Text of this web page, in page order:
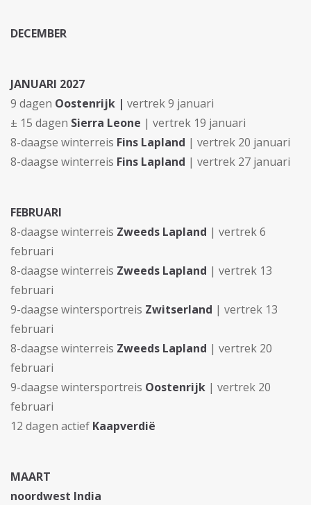
DECEMBER
JANUARI 2027
9 dagen Oostenrijk | vertrek 9 januari
± 15 dagen Sierra Leone | vertrek 19 januari
8-daagse winterreis Fins Lapland | vertrek 20 januari
8-daagse winterreis Fins Lapland | vertrek 27 januari
FEBRUARI
8-daagse winterreis Zweeds Lapland | vertrek 6
februari
8-daagse winterreis Zweeds Lapland | vertrek 13
februari
9-daagse wintersportreis Zwitserland | vertrek 13
februari
8-daagse winterreis Zweeds Lapland | vertrek 20
februari
9-daagse wintersportreis Oostenrijk | vertrek 20
februari
12 dagen actief Kaapverdië
MAART
noordwest India